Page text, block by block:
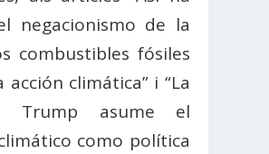
negacionismo de la
combustibles fósiles
climática” i “La
Trump asume el
como política